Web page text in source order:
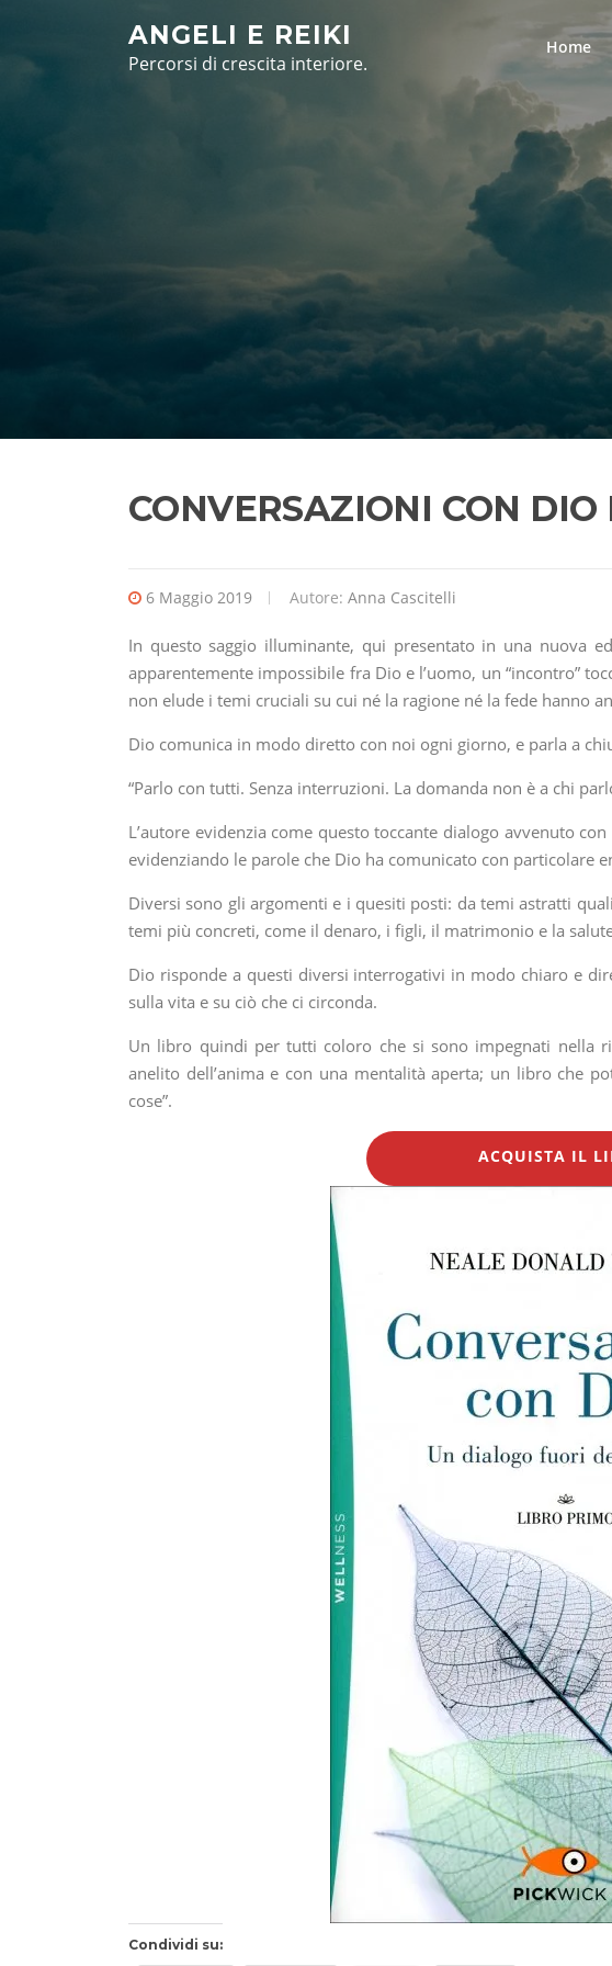
contenuto
ANGELI E REIKI
Percorsi di crescita interiore.
Home
CONVERSAZIONI CON
6 Maggio 2019 Autore: Anna Cascitelli
In questo saggio illuminante, qui presentato in una nuova
apparentemente impossibile fra Dio e l’uomo, un “incontro”
non elude i temi cruciali su cui né la ragione né la fede hanno
Dio comunica in modo diretto con noi ogni giorno, e parla a
“Parlo con tutti. Senza interruzioni. La domanda non è a chi
L’autore evidenzia come questo toccante dialogo avvenuto
evidenziando le parole che Dio ha comunicato con particolare
Diversi sono gli argomenti e i quesiti posti: da temi astratti
temi più concreti, come il denaro, i figli, il matrimonio e la
Dio risponde a questi diversi interrogativi in modo chiaro e
sulla vita e su ciò che ci circonda.
Un libro quindi per tutti coloro che si sono impegnati nella
anelito dell’anima e con una mentalità aperta; un libro che
cose”.
ACQUISTA IL
Condividi su: